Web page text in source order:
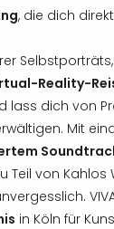
, die dich
Reality-
lass dich von
Mit
Teil von Kahlos
VIVA
in Köln für